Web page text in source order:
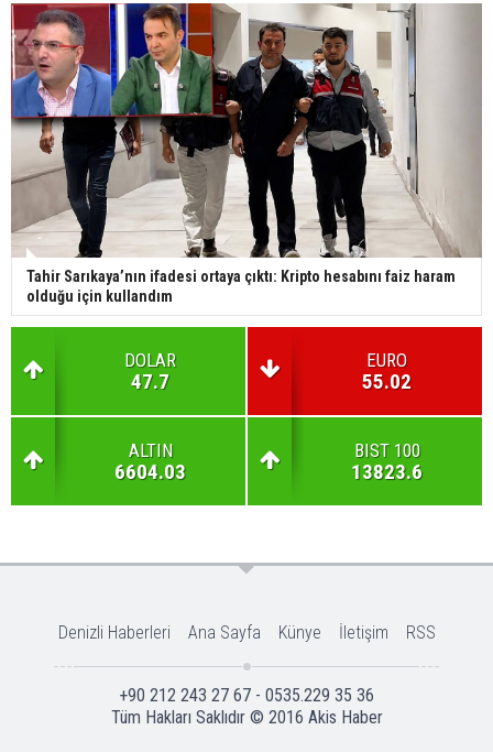
Tahir Sarıkaya’nın ifadesi ortaya çıktı: Kripto hesabını faiz haram
olduğu için kullandım
DOLAR
47.7
EURO
55.02
ALTIN
6604.03
BIST 100
13823.6
Denizli Haberleri Ana Sayfa Künye İletişim RSS
+90 212 243 27 67 - 0535.229 35 36
Tüm Hakları Saklıdır © 2016 Akis Haber